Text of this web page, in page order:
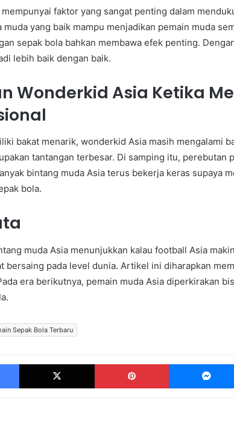
faktor yang sangat penting dalam
muda yang baik mampu menjadikan pemain muda
sepak bola bahkan membawa efek penting.
lebih baik dengan baik.
Wonderkid Asia Ketika
bakat menarik, wonderkid Asia masih mengalami
tantangan terbesar. Di samping itu, perebutan
bintang muda Asia terus bekerja keras supaya
bola.
muda Asia menunjukkan kalau football Asia
bersaing pada level dunia. Artikel ini diharapkan
era berikutnya, pemain muda Asia diperkirakan
Sepak Bola Terbaru
Facebook X Pinterest